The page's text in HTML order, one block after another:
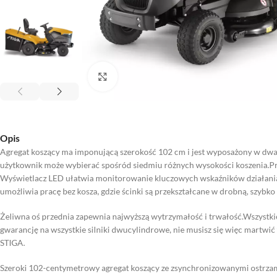
Opis
Agregat koszący ma imponującą szerokość 102 cm i jest wyposażony w
użytkownik może wybierać spośród siedmiu różnych wysokości
Wyświetlacz LED ułatwia monitorowanie kluczowych wskaźników
umożliwia pracę bez kosza, gdzie ścinki są przekształcane w drobną,
Żeliwna oś przednia zapewnia najwyższą wytrzymałość i
gwarancję na wszystkie silniki dwucylindrowe, nie musisz się więc
STIGA.
Szeroki 102-centymetrowy agregat koszący ze zsynchronizowanymi